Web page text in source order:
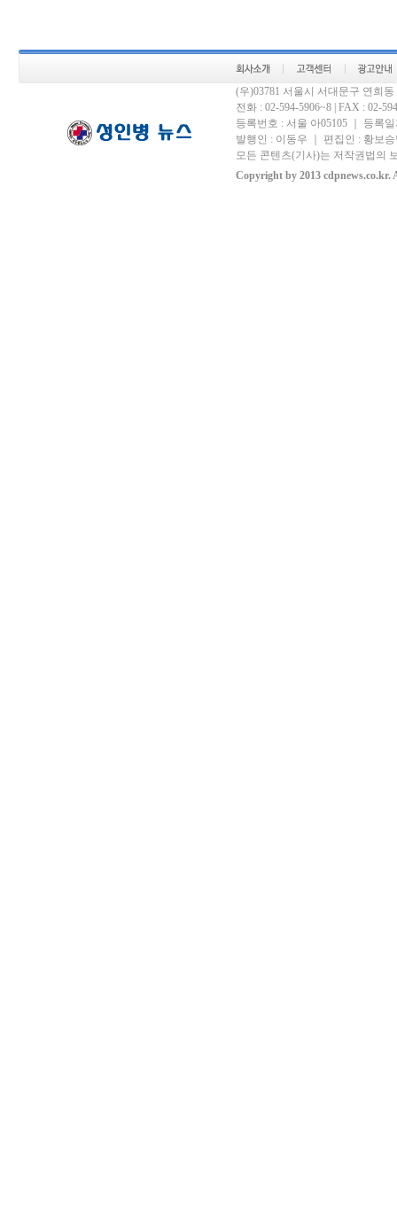
(우)03781 서울시 서대문구 연희
전화 : 02-594-5906~8 | FAX : 02-
등록번호 : 서울 아05105 ｜ 등록
발행인 : 이동우 ｜ 편집인 : 황보
모든 콘텐츠(기사)는 저작권법의
Copyright by 2013 cdpnews.co.kr.